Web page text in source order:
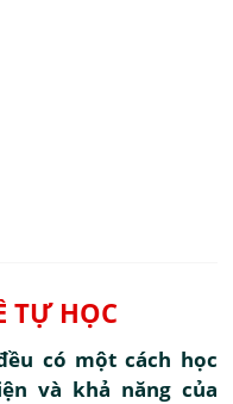
TỰ HỌC
có một cách học
và khả năng của